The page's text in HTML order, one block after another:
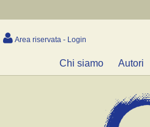
Area riservata - Login
Chi siamo Autori